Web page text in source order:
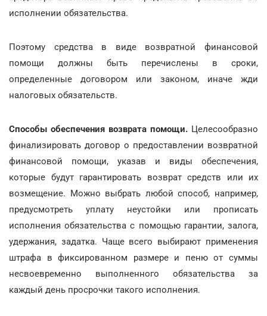
исполнении обязательства.
Поэтому средства в виде возвратной финансовой
помощи должны быть перечислены в сроки,
определенные договором или законом, иначе жди
налоговых обязательств.
Способы обеспечения возврата помощи. Целесообразно
финализировать договор о предоставлении возвратной
финансовой помощи, указав и виды обеспечения,
которые будут гарантировать возврат средств или их
возмещение. Можно выбрать любой способ, например,
предусмотреть уплату неустойки или прописать
исполнения обязательства с помощью гарантии, залога,
удержания, задатка. Чаще всего выбирают применения
штрафа в фиксированном размере и пеню от суммы
несвоевременно выполненного обязательства за
каждый день просрочки такого исполнения.